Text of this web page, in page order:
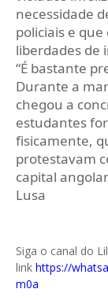
necessidade
policiais e
liberdades de
“É bastante
Durante a
chegou a
estudantes
fisicamente,
protestavam
capital
Lusa
Siga o canal do
link https://
m0a